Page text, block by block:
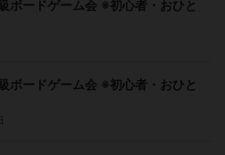
ボードゲーム会 ※初心者・おひと
ボードゲーム会 ※初心者・おひと